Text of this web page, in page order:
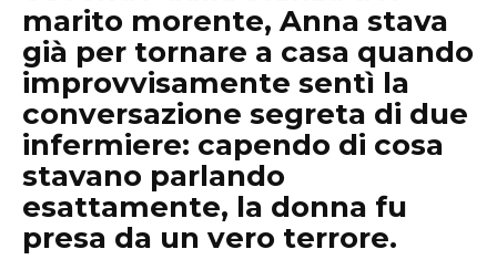
marito morente, Anna stava
già per tornare a casa quando
improvvisamente sentì la
conversazione segreta di due
infermiere: capendo di cosa
stavano parlando
esattamente, la donna fu
presa da un vero terrore.